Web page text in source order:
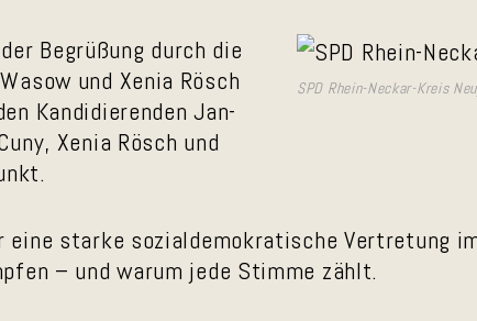
SPD Rhein-Neckar-Kreis
Begrüßung durch die
und Xenia Rösch
Kandidierenden Jan-
Xenia Rösch und
eine starke sozialdemokratische Vertretung
– und warum jede Stimme zählt.